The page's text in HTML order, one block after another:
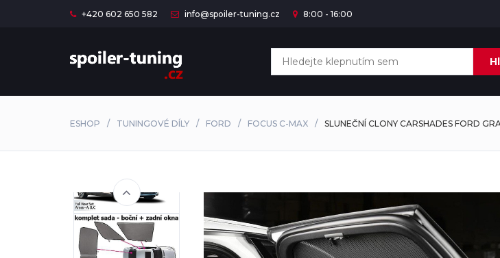
+420 602 650 582 info@spoiler-tuning.cz 8:00 - 16:00
ESHOP TUNINGOVÉ DÍLY FORD FOCUS C-MAX SLUNEČNÍ CLONY CARSHADES FORD